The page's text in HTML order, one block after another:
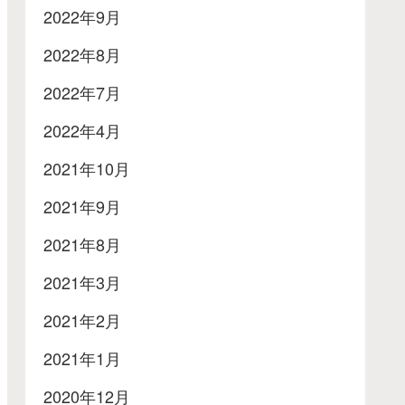
2022年9月
2022年8月
2022年7月
2022年4月
2021年10月
2021年9月
2021年8月
2021年3月
2021年2月
2021年1月
2020年12月